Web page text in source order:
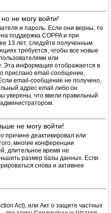
не могу войти!
и пароль. Если они верны, то
поддержка COPPA и при
13 лет, следуйте полученным
требуется, чтобы все новые
или
Эта информация отображается в
прислано email-сообщение,
email-сообщение не получено,
адрес email либо он
уверены, что ввели правильный
не могу войти!
причине деактивировал или
многие конференции
длительное время не
размер базы данных. Если
снова и активнее
Act), или Акт о защите частных